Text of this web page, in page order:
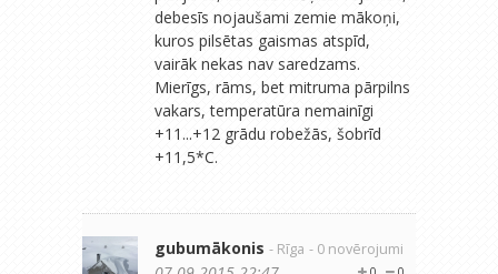
debesīs nojaušami zemie mākoņi,
kuros pilsētas gaismas atspīd,
vairāk nekas nav saredzams.
Mierīgs, rāms, bet mitruma pārpilns
vakars, temperatūra nemainīgi
+11...+12 grādu robežās, šobrīd
+11,5*C.
gubumākonis - Rīga - 0 novērojumi